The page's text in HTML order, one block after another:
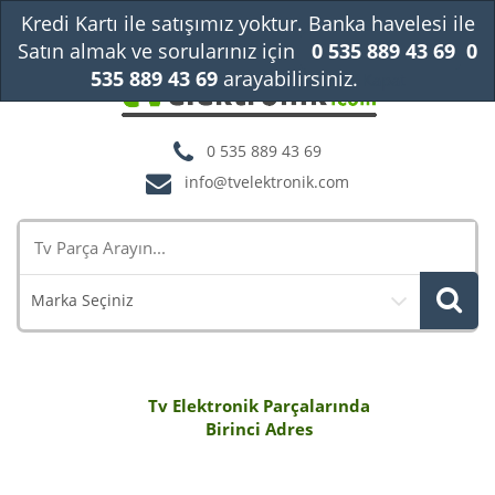
0 535 889 43 69
info@tvelektronik.com
Marka Seçiniz
Tv Elektronik Parçalarında
Birinci Adres
Kredi Kartı ile satışımız yoktur. Banka havelesi ile
Satın almak ve sorularınız için
0 535 889 43 69 0
535 889 43 69arayabilirsiniz.